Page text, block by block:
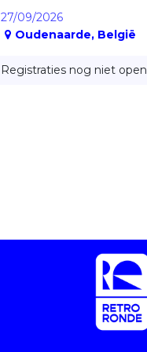
27/09/2026
Oudenaarde, België
Registraties nog niet open